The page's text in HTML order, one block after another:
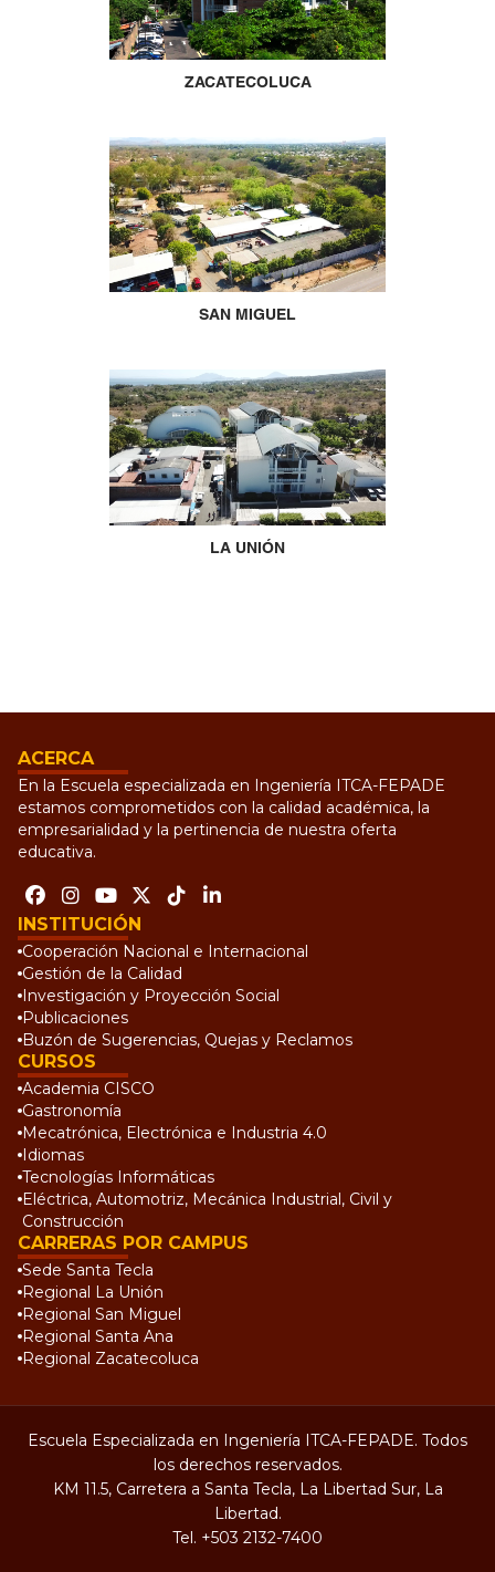
ZACATECOLUCA
SAN MIGUEL
LA UNIÓN
ACERCA
En la Escuela especializada en Ingeniería ITCA-FEPADE
estamos comprometidos con la calidad académica, la
empresarialidad y la pertinencia de nuestra oferta
educativa.
INSTITUCIÓN
Cooperación Nacional e Internacional
Gestión de la Calidad
Investigación y Proyección Social
Publicaciones
Buzón de Sugerencias, Quejas y Reclamos
CURSOS
Academia CISCO
Gastronomía
Mecatrónica, Electrónica e Industria 4.0
Idiomas
Tecnologías Informáticas
Eléctrica, Automotriz, Mecánica Industrial, Civil y
Construcción
CARRERAS POR CAMPUS
Sede Santa Tecla
Regional La Unión
Regional San Miguel
Regional Santa Ana
Regional Zacatecoluca
Escuela Especializada en Ingeniería ITCA-FEPADE. Todos
los derechos reservados.
KM 11.5, Carretera a Santa Tecla, La Libertad Sur, La
Libertad.
Tel. +503 2132-7400